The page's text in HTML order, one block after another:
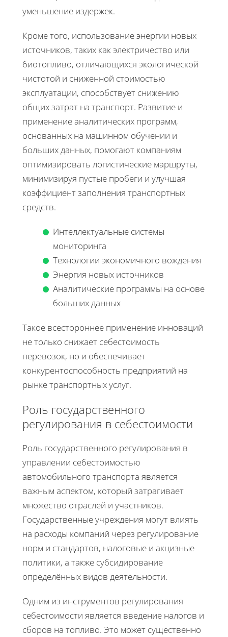
уменьшение издержек.
Кроме того, использование энергии новых
источников, таких как электричество или
биотопливо, отличающихся экологической
чистотой и сниженной стоимостью
эксплуатации, способствует снижению
общих затрат на транспорт. Развитие и
применение аналитических программ,
основанных на машинном обучении и
больших данных, помогают компаниям
оптимизировать логистические маршруты,
минимизируя пустые пробеги и улучшая
коэффициент заполнения транспортных
средств.
Интеллектуальные системы
мониторинга
Технологии экономичного вождения
Энергия новых источников
Аналитические программы на основе
больших данных
Такое всестороннее применение инноваций
не только снижает себестоимость
перевозок, но и обеспечивает
конкурентоспособность предприятий на
рынке транспортных услуг.
Роль государственного
регулирования в себестоимости
Роль государственного регулирования в
управлении себестоимостью
автомобильного транспорта является
важным аспектом, который затрагивает
множество отраслей и участников.
Государственные учреждения могут влиять
на расходы компаний через регулирование
норм и стандартов, налоговые и акцизные
политики, а также субсидирование
определённых видов деятельности.
Одним из инструментов регулирования
себестоимости является введение налогов и
сборов на топливо. Это может существенно